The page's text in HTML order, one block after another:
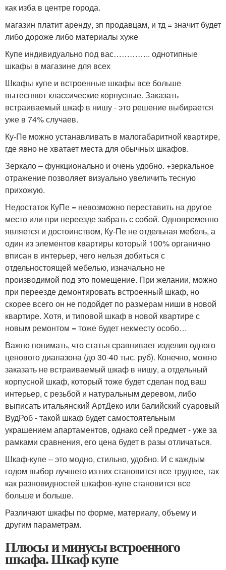
как изба в центре города.
магазин платит аренду, зп продавцам, и тд = значит будет
либо дороже либо материалы хуже
Купе индивидуально под вас………….. однотипные
шкафы в магазине для всех
Шкафы купе и встроенные шкафы все больше
вытесняют классические корпусные. Заказать
встраиваемый шкаф в нишу - это решение выбирается
уже в 74% случаев.
Ку-Пе можно устанавливать в малогабаритной квартире,
где явно не хватает места для обычных шкафов.
Зеркало – функционально и очень удобно. +зеркальное
отражение позволяет визуально увеличить тесную
прихожую.
Недостаток КуПе = невозможно переставить на другое
место или при переезде забрать с собой. Одновременно
является и достоинством, Ку-Пе не отдельная мебель, а
один из элементов квартиры который 100% органично
вписан в интерьер, чего нельзя добиться с
отдельностоящей мебелью, изначально не
производимой под это помещение. При желании, можно
при переезде демонтировать встроенный шкаф, но
скорее всего он не подойдет по размерам ниши в новой
квартире. Хотя, и типовой шкаф в новой квартире с
новым ремонтом = тоже будет некместу особо…
Важно понимать, что статья сравнивает изделия одного
ценового диапазона (до 30-40 тыс. руб). Конечно, можно
заказать не встраиваемый шкаф в нишу, а отдельный
корпусной шкаф, который тоже будет сделан под ваш
интерьер, с резьбой и натуральным деревом, либо
выписать итальянский АртДеко или балийский суаровый
ВудРоб - такой шкаф будет самостоятельным
украшением апартаментов, однако сей предмет - уже за
рамками сравнения, его цена будет в разы отличаться.
Шкаф-купе – это модно, стильно, удобно. И с каждым
годом выбор лучшего из них становится все труднее, так
как разновидностей шкафов-купе становится все
больше и больше.
Различают шкафы по форме, материалу, объему и
другим параметрам.
Плюсы и минусы встроенного
шкафа. Шкаф купе